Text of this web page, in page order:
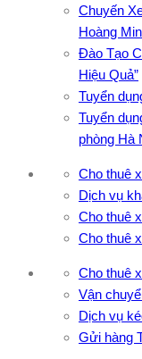
Chuyến
Hoàng
Đào Tạo
Hiệu Quả”
Tuyển
Tuyển
phòng Hà
Cho thuê
Dịch vụ
Cho thuê
Cho thuê
Cho thuê
Vận
Dịch vụ
Gửi hàng